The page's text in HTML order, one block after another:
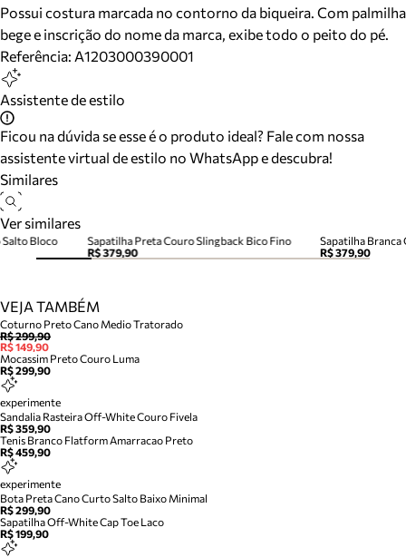
Possui costura marcada no contorno da biqueira. Com palmilha
bege e inscrição do nome da marca, exibe todo o peito do pé.
Referência: A1203000390001
Assistente de estilo
Ficou na dúvida se esse é o produto ideal? Fale com nossa
assistente virtual de estilo no WhatsApp e descubra!
Similares
Ver similares
Sapatilha Preta Couro Slingback Bico Fino
R$ 379,90
Sapatilha Branca
R$ 379,90
Bloco
VEJA TAMBÉM
Coturno Preto Cano Medio Tratorado
R$ 299,90
R$ 149,90
Mocassim Preto Couro Luma
R$ 299,90
experimente
Sandalia Rasteira Off-White Couro Fivela
R$ 359,90
Tenis Branco Flatform Amarracao Preto
R$ 459,90
experimente
Bota Preta Cano Curto Salto Baixo Minimal
R$ 299,90
Sapatilha Off-White Cap Toe Laco
R$ 199,90